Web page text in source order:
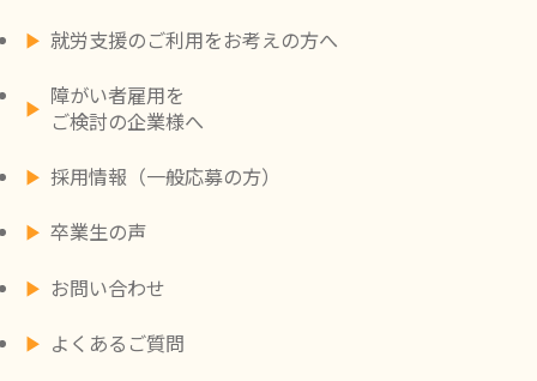
就労支援のご利用をお考えの方へ
障がい者雇用を
ご検討の企業様へ
採用情報（一般応募の方）
卒業生の声
お問い合わせ
よくあるご質問